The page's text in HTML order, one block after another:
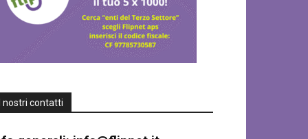
I nostri contatti